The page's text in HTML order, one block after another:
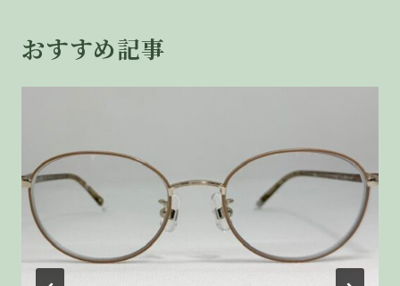
シ
ョ
おすすめ記事